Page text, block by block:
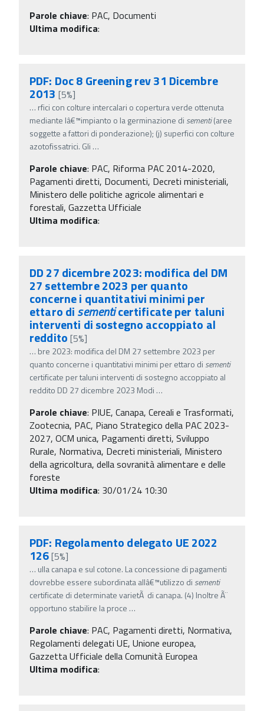
Parole chiave: PAC, Documenti
Ultima modifica:
PDF: Doc 8 Greening rev 31 Dicembre
2013 [5%]
… rfici con colture intercalari o copertura verde ottenuta
mediante lâ€™impianto o la germinazione di sementi(aree
soggette a fattori di ponderazione); (j) superfici con colture
azotofissatrici. Gli …
Parole chiave: PAC, Riforma PAC 2014-2020,
Pagamenti diretti, Documenti, Decreti ministeriali,
Ministero delle politiche agricole alimentari e
forestali, Gazzetta Ufficiale
Ultima modifica:
DD 27 dicembre 2023: modifica del DM
27 settembre 2023 per quanto
concerne i quantitativi minimi per
ettaro disementicertificate per taluni
interventi di sostegno accoppiato al
reddito [5%]
… bre 2023: modifica del DM 27 settembre 2023 per
quanto concerne i quantitativi minimi per ettaro di sementi
certificate per taluni interventi di sostegno accoppiato al
reddito DD 27 dicembre 2023 Modi …
Parole chiave: PIUE, Canapa, Cereali e Trasformati,
Zootecnia, PAC, Piano Strategico della PAC 2023-
2027, OCM unica, Pagamenti diretti, Sviluppo
Rurale, Normativa, Decreti ministeriali, Ministero
della agricoltura, della sovranità alimentare e delle
foreste
Ultima modifica: 30/01/24 10:30
PDF: Regolamento delegato UE 2022
126[5%]
… ulla canapa e sul cotone. La concessione di pagamenti
dovrebbe essere subordinata allâ€™utilizzo di sementi
certificate di determinate varietÃ di canapa. (4) Inoltre Ã¨
opportuno stabilire la proce …
Parole chiave: PAC, Pagamenti diretti, Normativa,
Regolamenti delegati UE, Unione europea,
Gazzetta Ufficiale della Comunità Europea
Ultima modifica: